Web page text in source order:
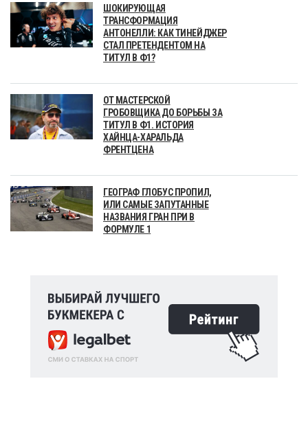
ШОКИРУЮЩАЯ
ТРАНСФОРМАЦИЯ
АНТОНЕЛЛИ: КАК ТИНЕЙДЖЕР
СТАЛ ПРЕТЕНДЕНТОМ НА
ТИТУЛ В Ф1?
ОТ МАСТЕРСКОЙ
ГРОБОВЩИКА ДО БОРЬБЫ ЗА
ТИТУЛ В Ф1. ИСТОРИЯ
ХАЙНЦА-ХАРАЛЬДА
ФРЕНТЦЕНА
ГЕОГРАФ ГЛОБУС ПРОПИЛ,
ИЛИ САМЫЕ ЗАПУТАННЫЕ
НАЗВАНИЯ ГРАН ПРИ В
ФОРМУЛЕ 1